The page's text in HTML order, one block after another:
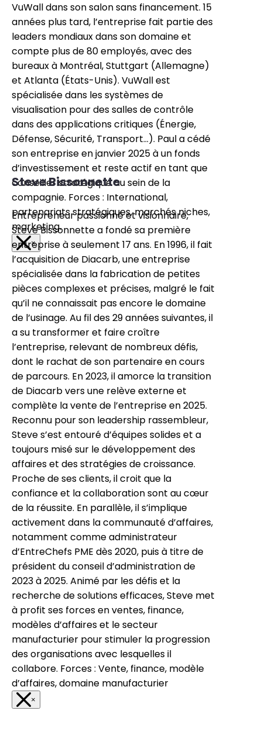
VuWall dans son salon sans financement. 15
années plus tard, l’entreprise fait partie des
leaders mondiaux dans son domaine et
compte plus de 80 employés, avec des
bureaux à Montréal, Stuttgart (Allemagne)
et Atlanta (États-Unis). VuWall est
spécialisée dans les systèmes de
visualisation pour des salles de contrôle
dans des applications critiques (Énergie,
Défense, Sécurité, Transport…). Paul a cédé
son entreprise en janvier 2025 à un fonds
d’investissement et reste actif en tant que
conseiller stratégique au sein de la
compagnie. Forces : International,
partenariats stratégiques, marchés niches,
marketing.
×
Steve Bissonnette
Entrepreneur passionné et visionnaire,
Steve Bissonnette a fondé sa première
entreprise à seulement 17 ans. En 1996, il fait
l’acquisition de Diacarb, une entreprise
spécialisée dans la fabrication de petites
pièces complexes et précises, malgré le fait
qu’il ne connaissait pas encore le domaine
de l’usinage. Au fil des 29 années suivantes, il
a su transformer et faire croître
l’entreprise, relevant de nombreux défis,
dont le rachat de son partenaire en cours
de parcours. En 2023, il amorce la transition
de Diacarb vers une relève externe et
complète la vente de l’entreprise en 2025.
Reconnu pour son leadership rassembleur,
Steve s’est entouré d’équipes solides et a
toujours misé sur le développement des
affaires et des stratégies de croissance.
Proche de ses clients, il croit que la
confiance et la collaboration sont au cœur
de la réussite. En parallèle, il s’implique
activement dans la communauté d’affaires,
notamment comme administrateur
d’EntreChefs PME dès 2020, puis à titre de
président du conseil d’administration de
2023 à 2025. Animé par les défis et la
recherche de solutions efficaces, Steve met
à profit ses forces en ventes, finance,
modèles d’affaires et le secteur
manufacturier pour stimuler la progression
des organisations avec lesquelles il
collabore. Forces : Vente, finance, modèle
d’affaires, domaine manufacturier
×